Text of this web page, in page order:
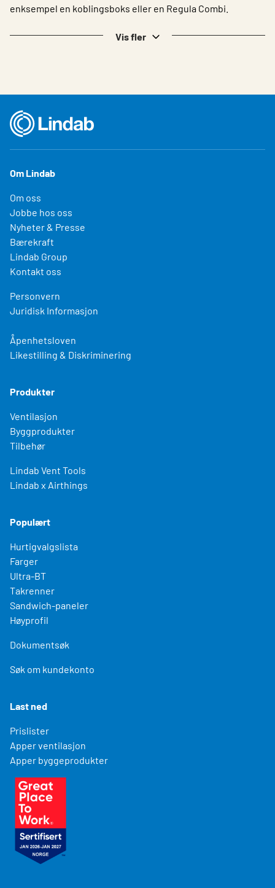
enksempel en koblingsboks eller en Regula Combi.
Vis fler
Om Lindab
Om oss
Jobbe hos oss
Nyheter & Presse
Bærekraft
Lindab Group
Kontakt oss
Personvern
Juridisk Informasjon
Åpenhetsloven
Likestilling & Diskriminering
Produkter
Ventilasjon
Byggprodukter
Tilbehør
Lindab Vent Tools
Lindab x Airthings
Populært
Hurtigvalgslista
Farger
Ultra-BT
Takrenner
Sandwich-paneler
Høyprofil
Dokumentsøk
Søk om kundekonto
Last ned
Prislister
Apper ventilasjon
Apper byggeprodukter